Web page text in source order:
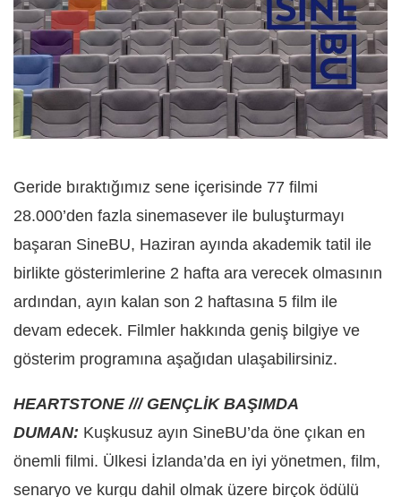
Geride bıraktığımız sene içerisinde 77 filmi
28.000’den fazla sinemasever ile buluşturmayı
başaran SineBU, Haziran ayında akademik tatil ile
birlikte gösterimlerine 2 hafta ara verecek olmasının
ardından, ayın kalan son 2 haftasına 5 film ile
devam edecek. Filmler hakkında geniş bilgiye ve
gösterim programına aşağıdan ulaşabilirsiniz.
HEARTSTONE /// GENÇLİK BAŞIMDA
DUMAN: Kuşkusuz ayın SineBU’da öne çıkan en
önemli filmi. Ülkesi İzlanda’da en iyi yönetmen, film,
senaryo ve kurgu dahil olmak üzere birçok ödülü